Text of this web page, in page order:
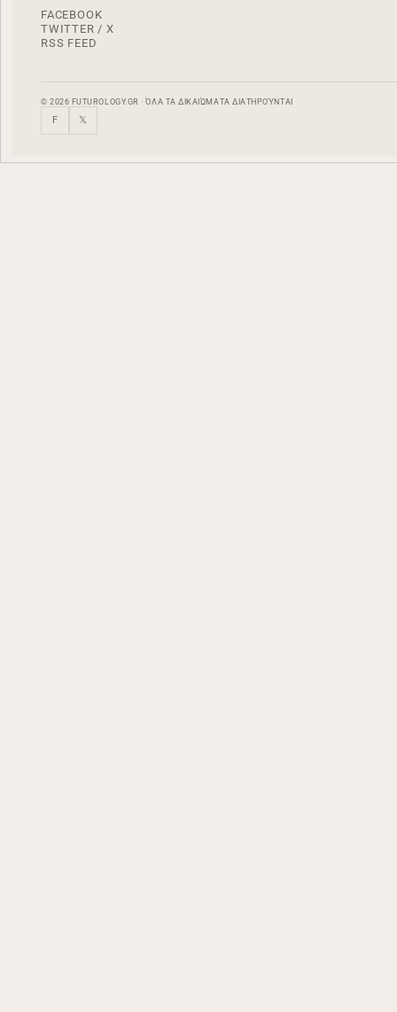
FACEBOOK
TWITTER / X
RSS FEED
© 2026 FUTUROLOGY.GR · ΌΛΑ ΤΑ ΔΙΚΑΙΏΜΑΤΑ ΔΙΑΤΗΡΟΎΝΤΑΙ
F 𝕏